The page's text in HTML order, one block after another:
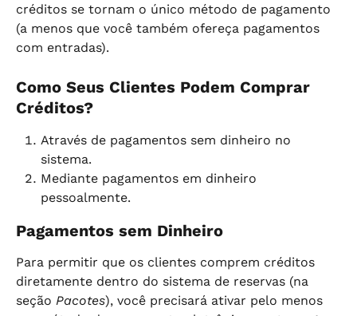
créditos se tornam o único método de pagamento
(a menos que você também ofereça pagamentos
com entradas).
Como Seus Clientes Podem Comprar
Créditos?
Através de pagamentos sem dinheiro no
sistema.
Mediante pagamentos em dinheiro
pessoalmente.
Pagamentos sem Dinheiro
Para permitir que os clientes comprem créditos
diretamente dentro do sistema de reservas (na
seção Pacotes), você precisará ativar pelo menos